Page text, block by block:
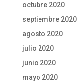
octubre 2020
septiembre 2020
agosto 2020
julio 2020
junio 2020
mayo 2020